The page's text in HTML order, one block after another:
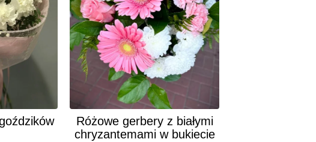
Różowe gerbery z białymi
chryzantemami w bukiecie